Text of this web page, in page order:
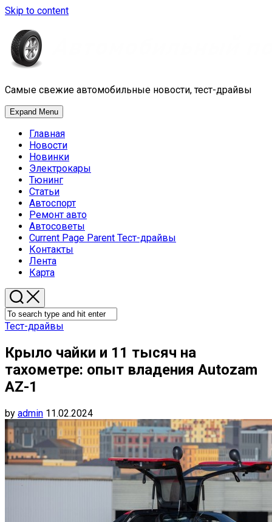
Skip to content
Самые свежие автомобильные новости, тест-драйвы
Expand Menu
Главная
Новости
Новинки
Электрокары
Тюнинг
Статьи
Автоспорт
Ремонт авто
Автосоветы
Current Page Parent Тест-драйвы
Контакты
Лента
Карта
Тест-драйвы
Крыло чайки и 11 тысяч на
тахометре: опыт владения Autozam
AZ-1
by admin 11.02.2024